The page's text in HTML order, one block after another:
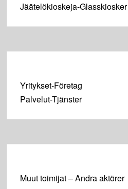
Jäätelökioskeja-Glasskiosker
Yritykset-Företag
Palvelut-Tjänster
Muut toimijat – Andra aktörer